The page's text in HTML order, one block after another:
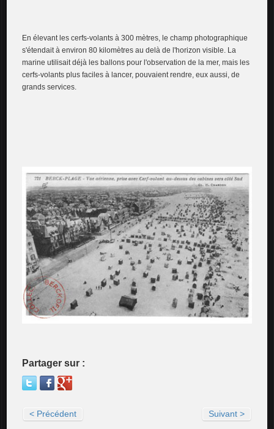
En élevant les cerfs-volants à 300 mètres, le champ photographique
s'étendait à environ 80 kilomètres au delà de l'horizon visible. La
marine utilisait déjà les ballons pour l'observation de la mer, mais les
cerfs-volants plus faciles à lancer, pouvaient rendre, eux aussi, de
grands services.
Partager sur :
< Précédent Suivant >